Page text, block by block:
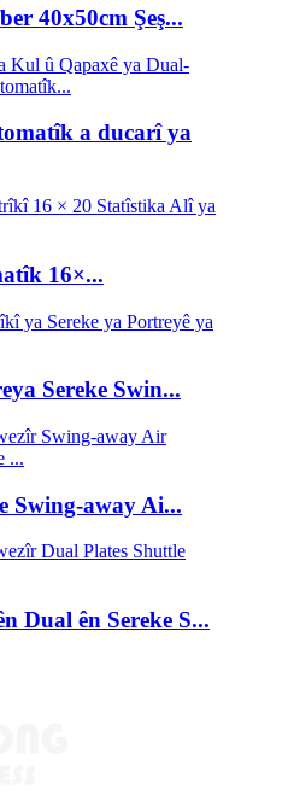
40x50cm Şeş...
a ducarî ya
16×...
Sereke Swin...
Swing-away Ai...
Dual ên Sereke S...